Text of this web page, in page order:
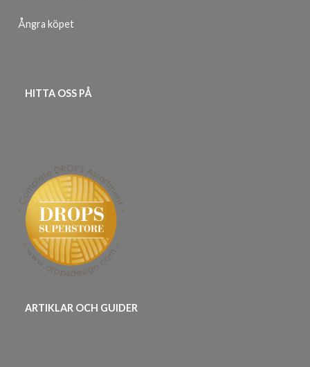
Ångra köpet
HITTA OSS PÅ
ARTIKLAR OCH GUIDER